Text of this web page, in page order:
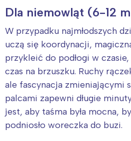
Dla niemowląt (6-12
W przypadku najmłodszych
uczą się koordynacji,
przykleić do podłogi w
czas na brzuszku. Ruchy
ale fascynacja zmieniającymi
palcami zapewni długie
jest, aby taśma była mocna,
podniosło woreczka do buzi.
Interesują mnie
tego
Warszawa
Łódź